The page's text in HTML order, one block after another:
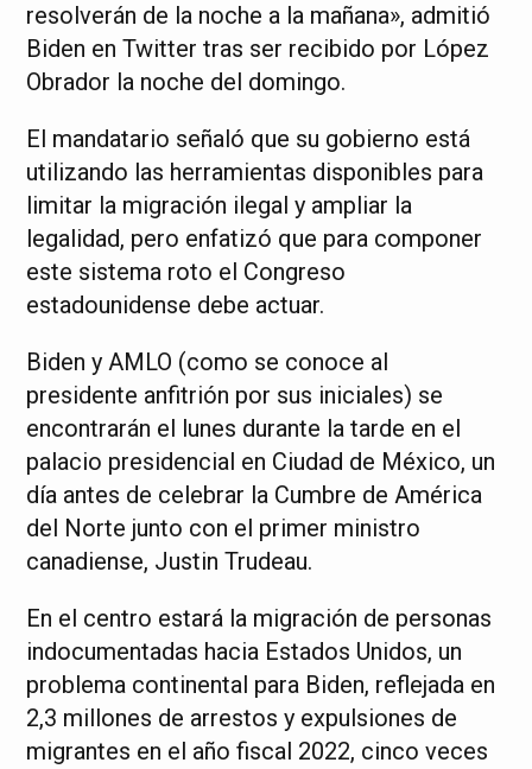
resolverán de la noche a la mañana», admitió
Biden en Twitter tras ser recibido por López
Obrador la noche del domingo.
El mandatario señaló que su gobierno está
utilizando las herramientas disponibles para
limitar la migración ilegal y ampliar la
legalidad, pero enfatizó que para componer
este sistema roto el Congreso
estadounidense debe actuar.
Biden y AMLO (como se conoce al
presidente anfitrión por sus iniciales) se
encontrarán el lunes durante la tarde en el
palacio presidencial en Ciudad de México, un
día antes de celebrar la Cumbre de América
del Norte junto con el primer ministro
canadiense, Justin Trudeau.
En el centro estará la migración de personas
indocumentadas hacia Estados Unidos, un
problema continental para Biden, reflejada en
2,3 millones de arrestos y expulsiones de
migrantes en el año fiscal 2022, cinco veces